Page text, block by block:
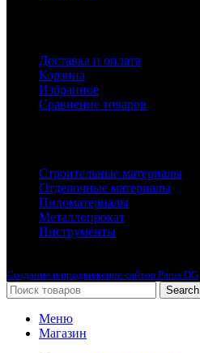
Доставка и оплата
Корзина
Избранное
Сравнение товаров
Строительные материалы
Отделочные материалы
Пиломатериалы
Металлопрокат
Инструменты
Создание и продвижение сайтов Parus DG
Search
Меню
Магазин